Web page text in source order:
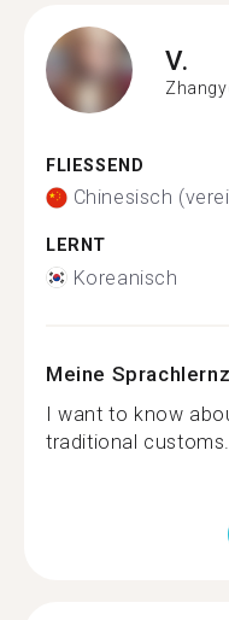
V.
FLIESSEND
Chinesisch
LERNT
Koreanisch
Meine
I want to know
traditional customs...